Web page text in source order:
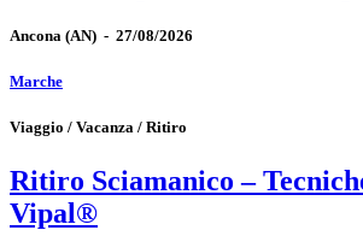
Ancona (AN) - 27/08/2026
Marche
Viaggio / Vacanza / Ritiro
Ritiro Sciamanico –
Vipal®